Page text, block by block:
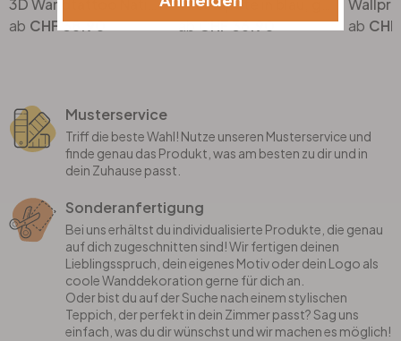
CHF 38.90
CHF 36.90
Musterservice
Triff die beste Wahl! Nutze unseren Musterservice und
finde genau das Produkt, was am besten zu dir und in
dein Zuhause passt.
Sonderanfertigung
Bei uns erhältst du individualisierte Produkte, die genau
auf dich zugeschnitten sind! Wir fertigen deinen
Lieblingsspruch, dein eigenes Motiv oder dein Logo als
coole Wanddekoration gerne für dich an.
Oder bist du auf der Suche nach einem stylischen
Teppich, der perfekt in dein Zimmer passt? Sag uns
einfach, was du dir wünschst und wir machen es möglich!